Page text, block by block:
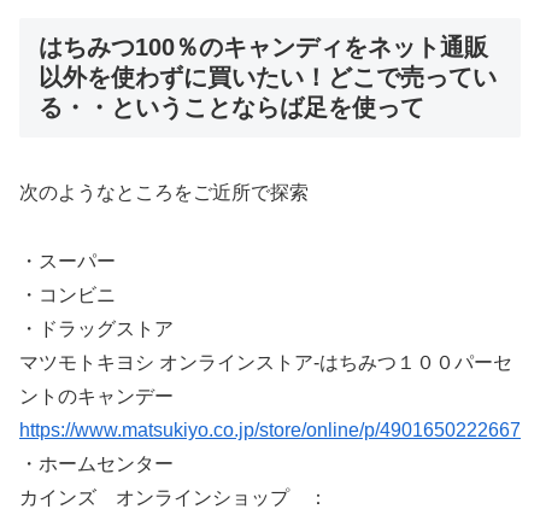
はちみつ100％のキャンディをネット通販
以外を使わずに買いたい！どこで売ってい
る・・ということならば足を使って
次のようなところをご近所で探索
・スーパー
・コンビニ
・ドラッグストア
マツモトキヨシ オンラインストア-はちみつ１００パーセ
ントのキャンデー
https://www.matsukiyo.co.jp/store/online/p/4901650222667
・ホームセンター
カインズ オンラインショップ ：